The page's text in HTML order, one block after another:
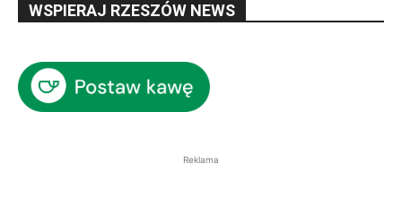
WSPIERAJ RZESZÓW NEWS
Reklama